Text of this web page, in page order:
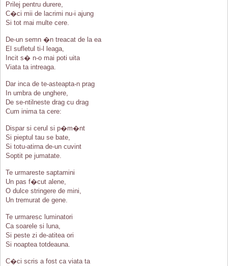
Prilej pentru durere,
C�ci mii de lacrimi nu-i ajung
Si tot mai multe cere.
De-un semn �n treacat de la ea
El sufletul ti-l leaga,
Incit s� n-o mai poti uita
Viata ta intreaga.
Dar inca de te-asteapta-n prag
In umbra de unghere,
De se-ntilneste drag cu drag
Cum inima ta cere:
Dispar si cerul si p�m�nt
Si pieptul tau se bate,
Si totu-atirna de-un cuvint
Soptit pe jumatate.
Te urmareste saptamini
Un pas f�cut alene,
O dulce stringere de mini,
Un tremurat de gene.
Te urmaresc luminatori
Ca soarele si luna,
Si peste zi de-atitea ori
Si noaptea totdeauna.
C�ci scris a fost ca viata ta